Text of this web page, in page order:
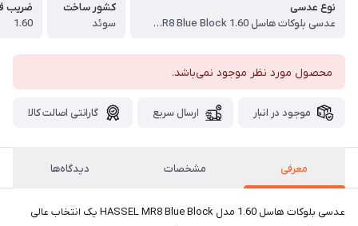
نوع عدسی
عدسی بلوکات هاسل 1.60 HASSEL MR8 Blue Block
کشور ساخت
سوئد
ضریب
1.60
محصول مورد نظر موجود نمی‌باشد.
موجود در انبار ارسال سریع گارانتی اصالت کالا
معرفی مشخصات دیدگاه‌ها
عدسی بلوکات هاسل 1.60 مدل HASSEL MR8 Blue Block یک انتخاب عالی